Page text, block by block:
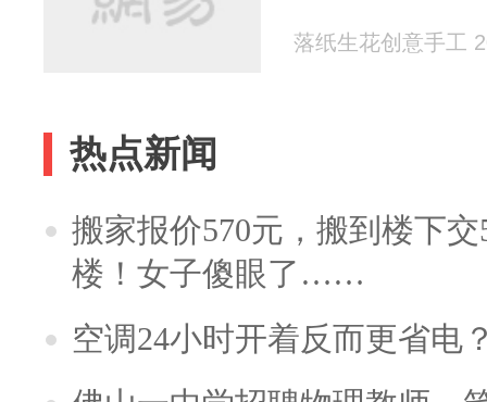
落纸生花创意手工
热点新闻
搬家报价570元，搬到楼下
楼！女子傻眼了……
空调24小时开着反而更省电